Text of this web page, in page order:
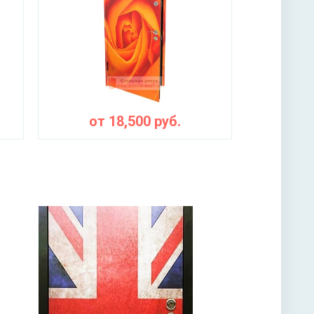
х ригельный
от 18,500 руб.